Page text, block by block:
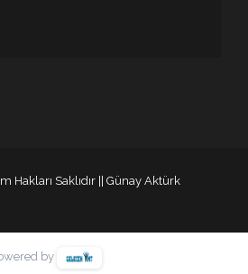
Hakları Saklıdır || Günay Aktürk
by